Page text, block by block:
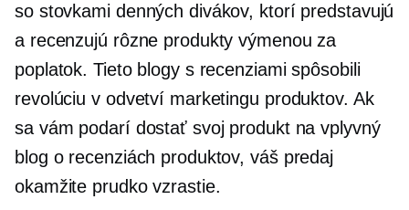
so stovkami denných divákov, ktorí predstavujú
a recenzujú rôzne produkty výmenou za
poplatok. Tieto blogy s recenziami spôsobili
revolúciu v odvetví marketingu produktov. Ak
sa vám podarí dostať svoj produkt na vplyvný
blog o recenziách produktov, váš predaj
okamžite prudko vzrastie.